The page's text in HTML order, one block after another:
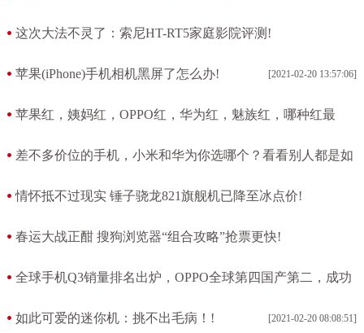
这次大法不灵了：索尼HT-RT5家庭影院评测!
苹果(iPhone)手机相机黑屏了怎么办! [2021-02-20 13:57:06]
苹果红，姨妈红，OPPO红，华为红，魅族红，哪种红最
[2021-02-20 12:55:51]
差不多价位的手机，小米和华为你选哪个？看看别人都是如
[2021-02-20 12:24:19]
情怀抵不过现实 锤子骁龙821旗舰机已降至冰点价!
春运大战正酣 搜狗浏览器“组合攻略”抢票更快!
全球手机Q3销量排名出炉，OPPO全球第四国产第二，成功
[2021-02-20 08:23:31]
如此可爱的迷你机：挑不出毛病！! [2021-02-20 08:08:51]